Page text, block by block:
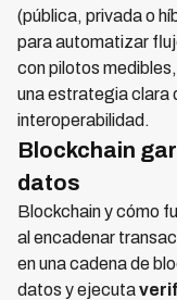
(pública, privada o
para automatizar
con pilotos
una estrategia clara
interoperabilidad.
Blockchain
datos
Blockchain y cómo
al encadenar
en una cadena de
datos y ejecuta